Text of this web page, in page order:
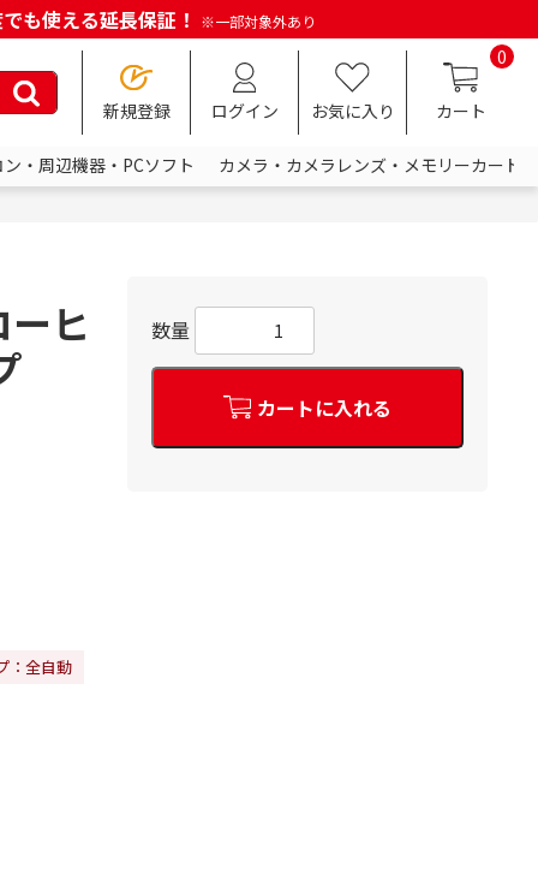
も使える延長保証！ ※一部対象外あり
新規登録 ログイン お気に入り
0
カート
・周辺機器・PCソフト カメラ・カメラレンズ・メモリーカード
ヒ
：全自動
数量
カートに入れる